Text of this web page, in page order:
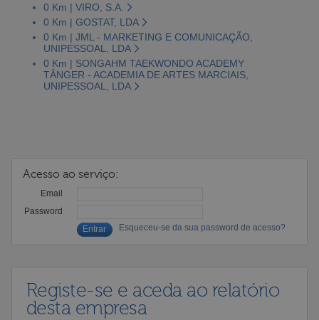
0 Km | VIRO, S.A.
0 Km | GOSTAT, LDA
0 Km | JML - MARKETING E COMUNICAÇÃO,
UNIPESSOAL, LDA
0 Km | SONGAHM TAEKWONDO ACADEMY
TÂNGER - ACADEMIA DE ARTES MARCIAIS,
UNIPESSOAL, LDA
Acesso ao serviço:
Email
Password
Esqueceu-se da sua password de acesso?
Registe-se e aceda ao relatório
desta empresa